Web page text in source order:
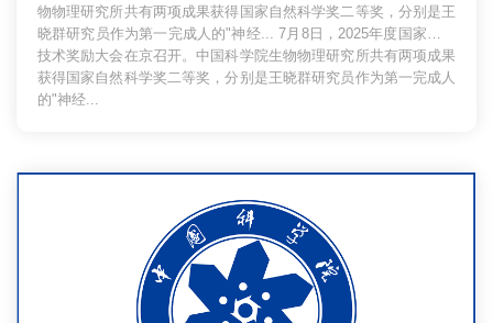
物物理研究所共有两项成果获得国家自然科学奖二等奖，分别是王
晓群研究员作为第一完成人的"神经... 7月8日，2025年度国家科学
技术奖励大会在京召开。中国科学院生物物理研究所共有两项成果
获得国家自然科学奖二等奖，分别是王晓群研究员作为第一完成人
的"神经...